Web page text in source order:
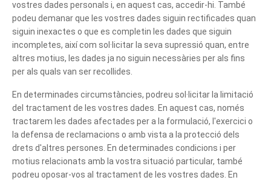
vostres dades personals i, en aquest cas, accedir-hi. També
podeu demanar que les vostres dades siguin rectificades quan
siguin inexactes o que es completin les dades que siguin
incompletes, així com sol·licitar la seva supressió quan, entre
altres motius, les dades ja no siguin necessàries per als fins
per als quals van ser recollides.
En determinades circumstàncies, podreu sol·licitar la limitació
del tractament de les vostres dades. En aquest cas, només
tractarem les dades afectades per a la formulació, l'exercici o
la defensa de reclamacions o amb vista a la protecció dels
drets d'altres persones. En determinades condicions i per
motius relacionats amb la vostra situació particular, també
podreu oposar-vos al tractament de les vostres dades. En